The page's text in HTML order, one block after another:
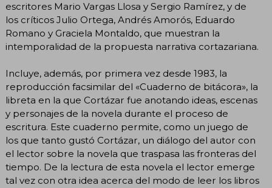
escritores Mario Vargas Llosa y Sergio Ramírez, y de
los críticos Julio Ortega, Andrés Amorós, Eduardo
Romano y Graciela Montaldo, que muestran la
intemporalidad de la propuesta narrativa cortazariana.
Incluye, además, por primera vez desde 1983, la
reproducción facsimilar del «Cuaderno de bitácora», la
libreta en la que Cortázar fue anotando ideas, escenas
y personajes de la novela durante el proceso de
escritura. Este cuaderno permite, como un juego de
los que tanto gustó Cortázar, un diálogo del autor con
el lector sobre la novela que traspasa las fronteras del
tiempo. De la lectura de esta novela el lector emerge
tal vez con otra idea acerca del modo de leer los libros